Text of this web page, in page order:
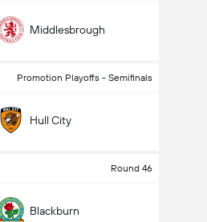
Middlesbrough
Promotion Playoffs - Semifinals
Hull City
Round 46
Blackburn